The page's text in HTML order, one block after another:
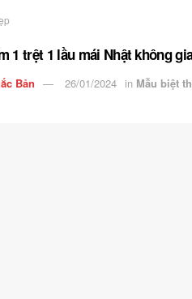
1 trệt 1 lầu mái Nhật không
Bản 26/01/2024 in Mẫu biệt